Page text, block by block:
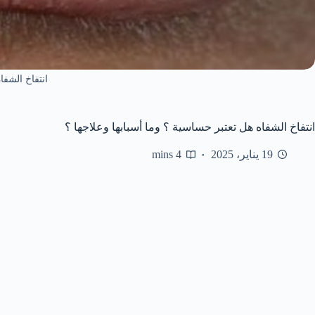
انتفاخ
انتفاخ الشفاه هل تعتبر حساسية ؟ وما أسبابها وعلاجها ؟
19 يناير، 2025 4 mins